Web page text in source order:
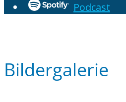
Podcast
Bildergalerie